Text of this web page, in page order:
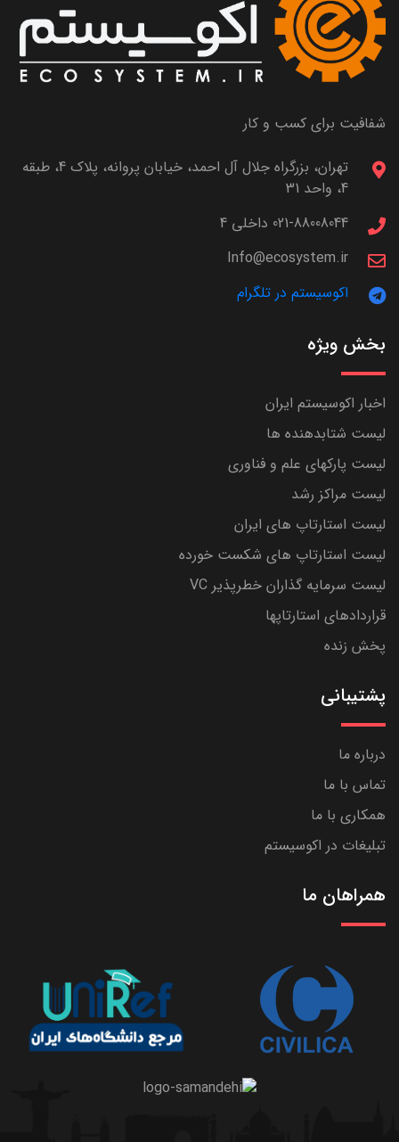
شفافیت برای کسب و کار
تهران، بزرگراه جلال آل احمد، خیابان پروانه، پلاک 4، طبقه
4، واحد 31
021-88008044 داخلی 4
Info@ecosystem.ir
اکوسیستم در تلگرام
بخش ویژه
اخبار اکوسیستم ایران
لیست شتابدهنده ها
لیست پارکهای علم و فناوری
لیست مراکز رشد
لیست استارتاپ های ایران
لیست استارتاپ های شکست خورده
لیست سرمایه گذاران خطرپذیر VC
قراردادهای استارتاپها
پخش زنده
پشتیبانی
درباره ما
تماس با ما
همکاری با ما
تبلیغات در اکوسیستم
همراهان ما